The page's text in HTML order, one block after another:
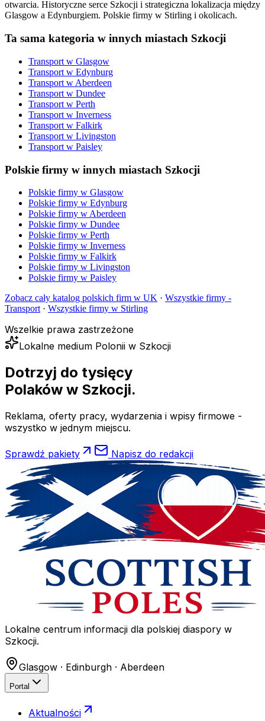
otwarcia. Historyczne serce Szkocji i strategiczna lokalizacja między
Glasgow a Edynburgiem. Polskie firmy w Stirling i okolicach.
Ta sama kategoria w innych miastach Szkocji
Transport w Glasgow
Transport w Edynburg
Transport w Aberdeen
Transport w Dundee
Transport w Perth
Transport w Inverness
Transport w Falkirk
Transport w Livingston
Transport w Paisley
Polskie firmy w innych miastach Szkocji
Polskie firmy w Glasgow
Polskie firmy w Edynburg
Polskie firmy w Aberdeen
Polskie firmy w Dundee
Polskie firmy w Perth
Polskie firmy w Inverness
Polskie firmy w Falkirk
Polskie firmy w Livingston
Polskie firmy w Paisley
Zobacz cały katalog polskich firm w UK · Wszystkie firmy -
Transport · Wszystkie firmy w Stirling
Wszelkie prawa zastrzeżone
Lokalne medium Polonii w Szkocji
Dotrzyj do tysięcy
Polaków w Szkocji.
Reklama, oferty pracy, wydarzenia i wpisy firmowe -
wszystko w jednym miejscu.
Sprawdź pakiety Napisz do redakcji
Lokalne centrum informacji dla polskiej diaspory w
Szkocji.
Glasgow · Edinburgh · Aberdeen
Portal
Aktualności